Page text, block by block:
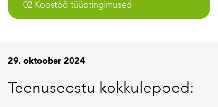
02 Koostöö tüüptingimused
29. oktoober 2024
Teenuseostu kokkulepped: